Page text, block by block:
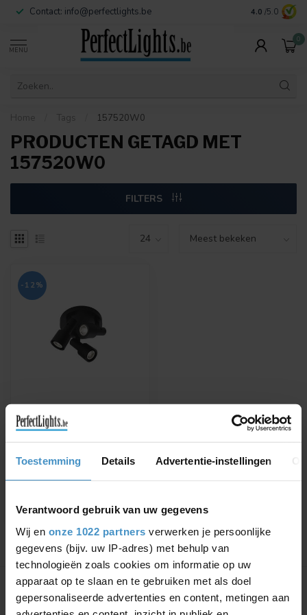
Toestemming Details Advertentie-instellingen
Verantwoord gebruik van uw gegevens
Wij en onze 1022 partners verwerken je persoonlijke
gegevens (bijv. uw IP-adres) met behulp van
technologieën zoals cookies om informatie op uw
apparaat op te slaan en te gebruiken met als doel
gepersonaliseerde advertenties en content, metingen aan
Contact: info@perfectlights.be 4.0 /5.0
MENU
0
Home Tags 157520W0
PRODUCTEN GETAGD MET
157520W0
FILTERS
-12%
SARA ON BASE 3.0
PAR16
zwart/goud of wit
€263,54
Toon1-1van 1